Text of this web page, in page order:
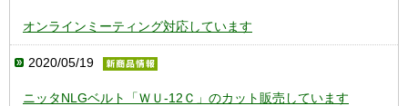
オンラインミーティング対応しています
2020/05/19
ニッタNLGベルト「ＷＵ-12Ｃ」のカット販売しています